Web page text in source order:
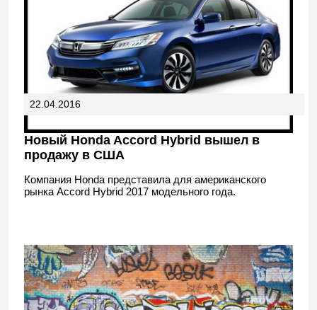
22.04.2016
Новый Honda Accord Hybrid вышел в
продажу в США
Компания Honda представила для американского
рынка Accord Hybrid 2017 модельного года.